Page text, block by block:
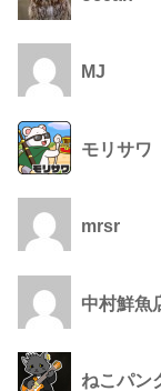
MJ
モリサワ
mrsr
中村鮮魚
ねこパン